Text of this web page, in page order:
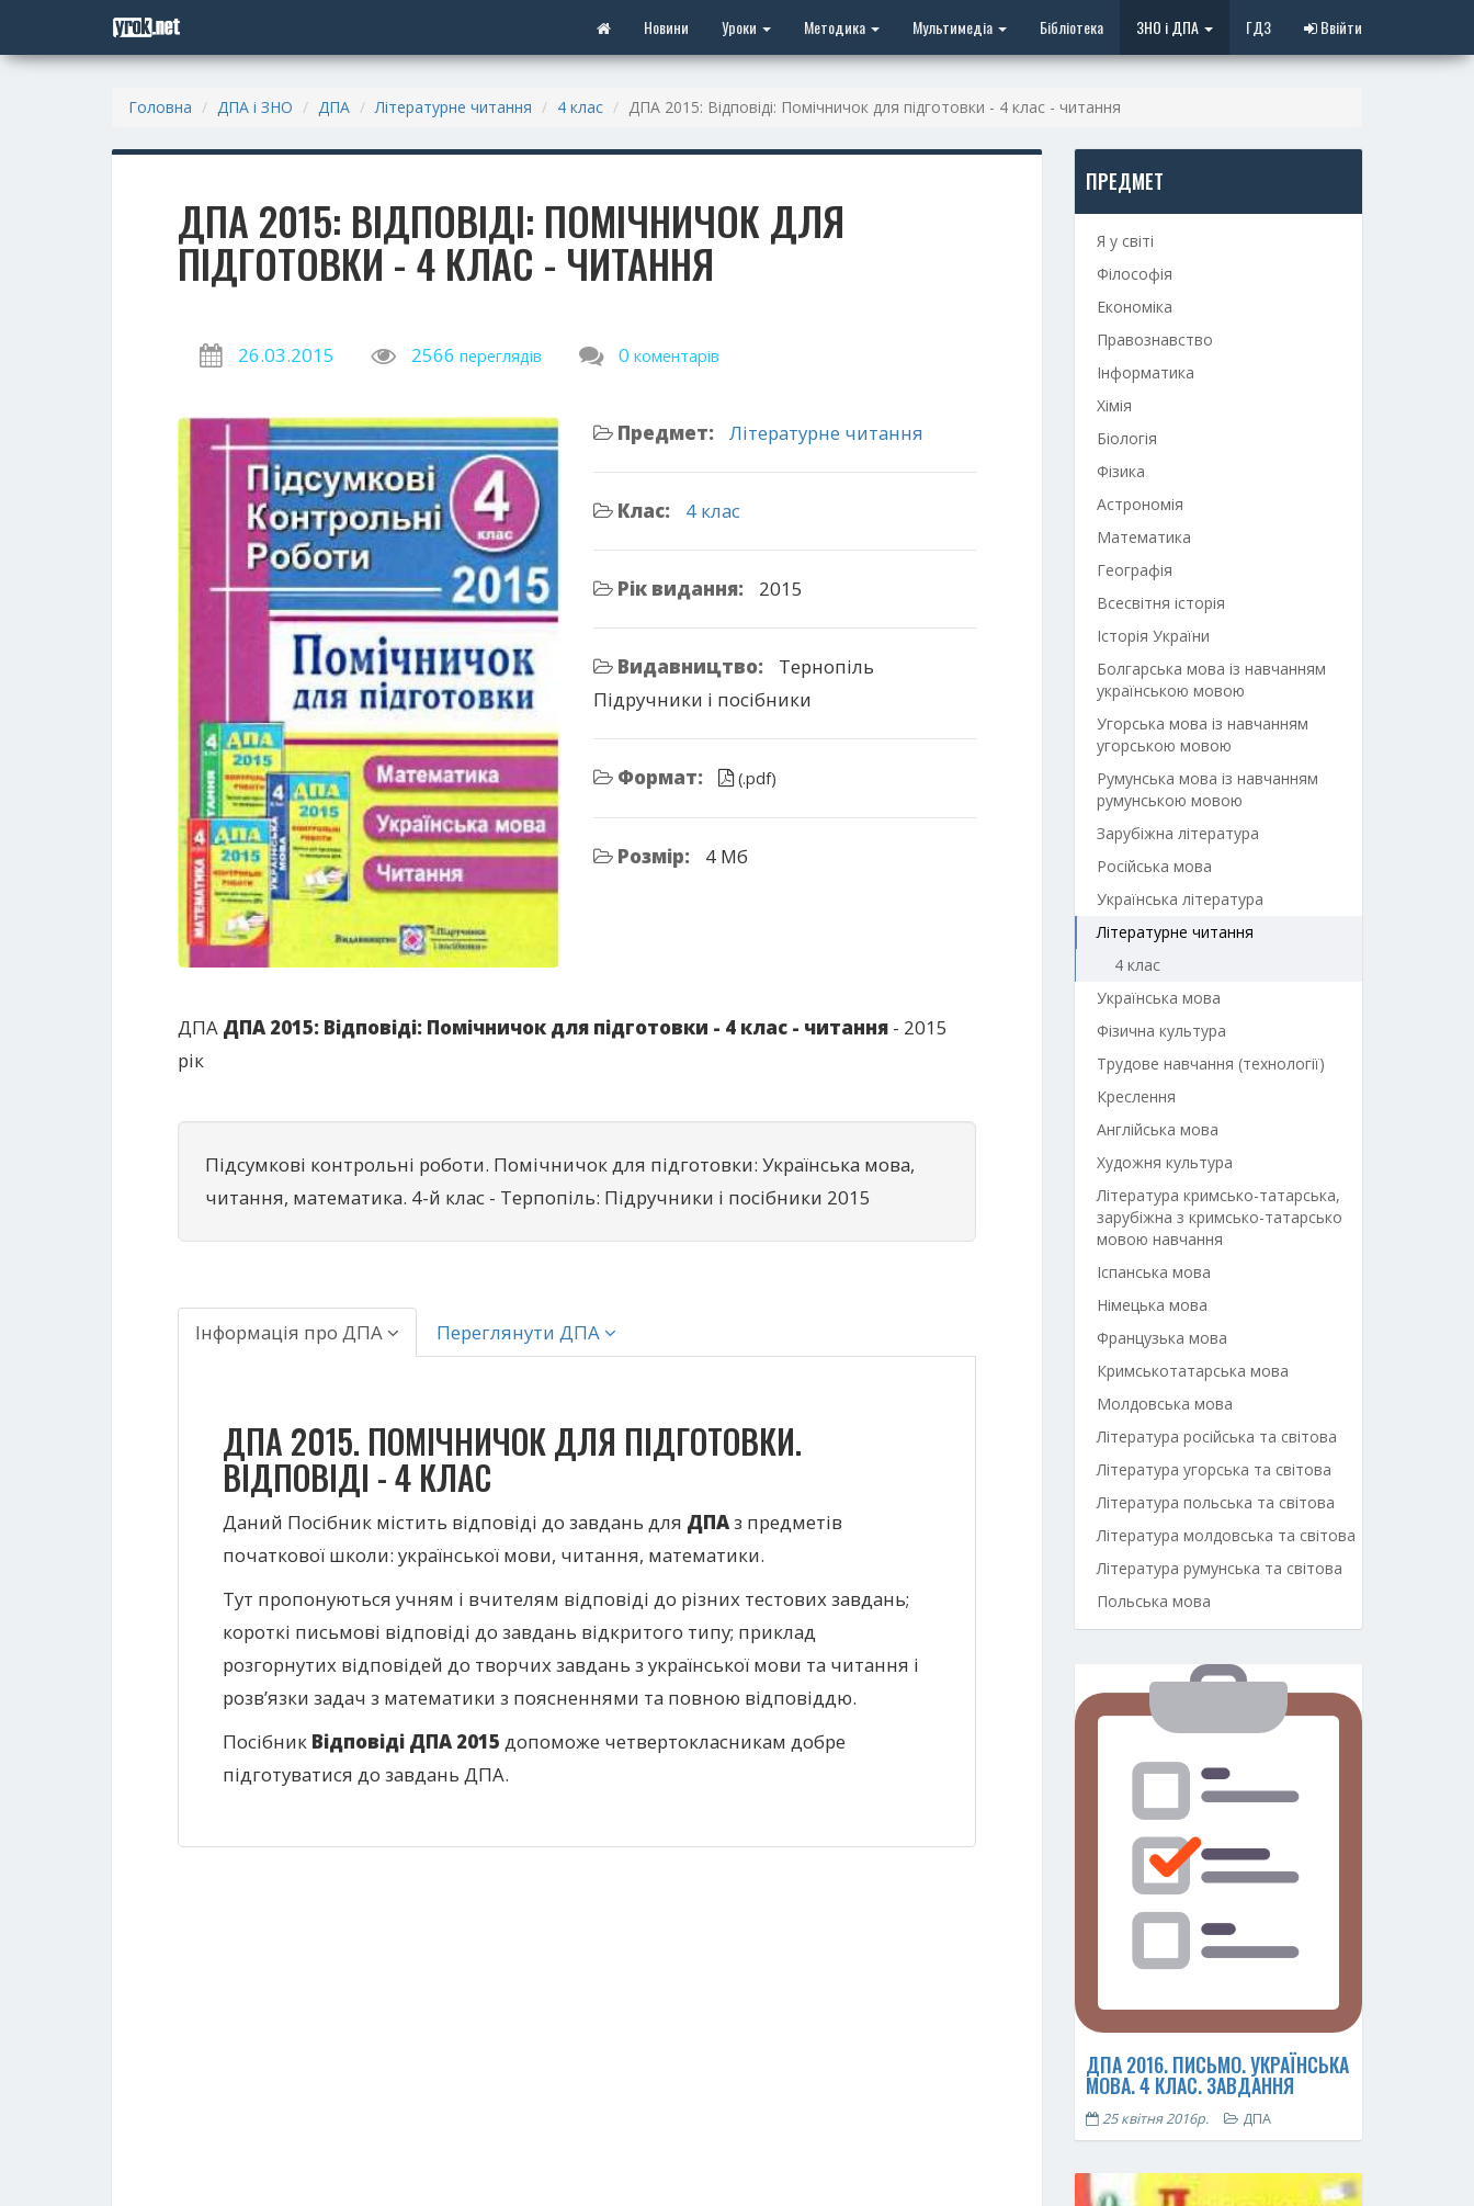
Новини Уроки Методика Мультимедіа Бібліотека ЗНО і ДПА ГДЗ Ввійти
Головна ДПА і ЗНО ДПА Літературне читання 4 клас ДПА 2015: Відповіді: Помічничок для підготовки - 4 клас - читання
ДПА 2015: ВІДПОВІДІ: ПОМІЧНИЧОК ДЛЯ
ПІДГОТОВКИ - 4 КЛАС - ЧИТАННЯ
26.03.2015 2566 переглядів 0 коментарів
Предмет: Літературне читання
Клас: 4 клас
Рік видання: 2015
Видавництво:
Тернопіль
Підручники і посібники
Формат: (.pdf)
Розмір: 4 Мб
ДПА ДПА 2015: Відповіді: Помічничок для підготовки - 4 клас - читання - 2015
рік
Підсумкові контрольні роботи. Помічничок для підготовки: Українська мова,
читання, математика. 4-й клас - Терпопіль: Підручники і посібники 2015
Інформація про ДПА Переглянути ДПА
ДПА 2015. ПОМІЧНИЧОК ДЛЯ ПІДГОТОВКИ.
ВІДПОВІДІ - 4 КЛАС
Даний Посібник містить відповіді до завдань для ДПАз предметів
початкової школи: української мови, читання, математики.
Тут пропонуються учням і вчителям відповіді до різних тестових завдань;
короткі письмові відповіді до завдань відкритого типу; приклад
розгорнутих відповідей до творчих завдань з української мови та читання і
розв’язки задач з математики з поясненнями та повною відповіддю.
Посібник Відповіді ДПА 2015 допоможе четвертокласникам добре
підготуватися до завдань ДПА.
ПРЕДМЕТ
Я у світі
Філософія
Економіка
Правознавство
Інформатика
Хімія
Біологія
Фізика
Астрономія
Математика
Географія
Всесвітня історія
Історія України
Болгарська мова із навчанням
українською мовою
Угорська мова із навчанням
угорською мовою
Румунська мова із навчанням
румунською мовою
Зарубіжна література
Російська мова
Українська література
Літературне читання
4 клас
Українська мова
Фізична культура
Трудове навчання (технології)
Креслення
Англійська мова
Художня культура
Література кримсько-татарська,
зарубіжна з кримсько-татарсько
мовою навчання
Іспанська мова
Німецька мова
Французька мова
Кримськотатарська мова
Молдовська мова
Література російська та світова
Література угорська та світова
Література польська та світова
Література молдовська та світова
Література румунська та світова
Польська мова
ДПА 2016. ПИСЬМО. УКРАЇНСЬКА
МОВА. 4 КЛАС. ЗАВДАННЯ
25 квітня 2016р. ДПА